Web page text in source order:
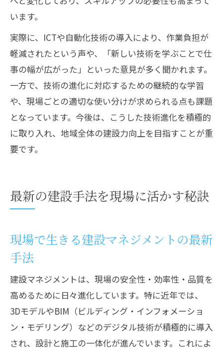
います。
実際に、ICTや自動化技術の導入により、作業負担が
軽減されたという声や、「新しい技術を学ぶことで仕
事の幅が広がった」といった意見が多く聞かれます。
一方で、技術の進化に対応するための継続的な学習
や、現場ごとの適切な使い分けが求められる点も課題
となっています。今後は、こうした技術進化を積極的
に取り入れ、地域全体の建設力向上を目指すことが重
要です。
最新の建設手法を現場に活かす秘訣
現場で生きる建設マネジメントの最新
手法
建設マネジメントは、現場の安全性・効率性・品質を
高めるために日々進化しています。特に近年では、
3DモデルやBIM（ビルディング・インフォメーショ
ン・モデリング）などのデジタル技術が積極的に導入
され、設計と施工の一体化が進んでいます。これによ